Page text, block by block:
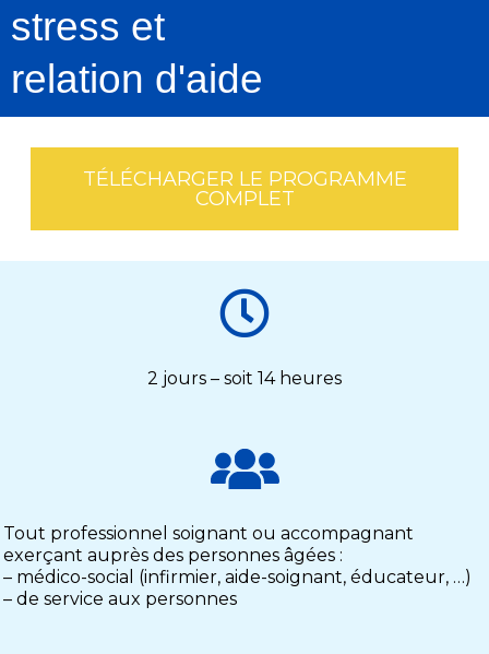
stress et
relation d'aide
TÉLÉCHARGER LE PROGRAMME
COMPLET
2 jours – soit 14 heures
Tout professionnel soignant ou accompagnant
exerçant auprès des personnes âgées :
– médico-social (infirmier, aide-soignant, éducateur, …)
– de service aux personnes